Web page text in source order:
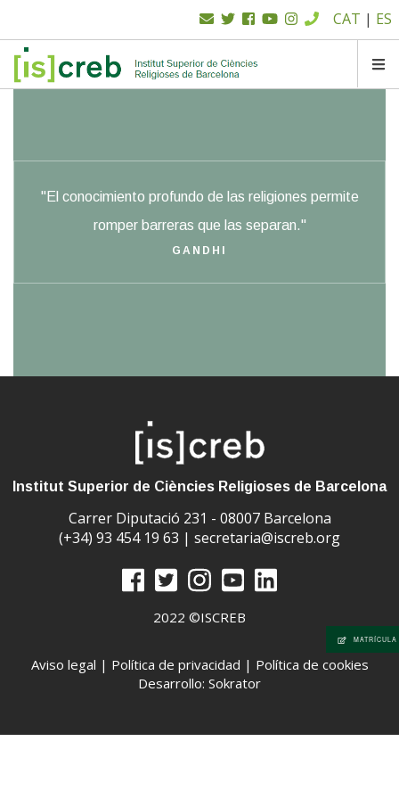
MATRÍCULA
contenido
principal
superior
SK
CAT | ES
"El conocimiento profundo de las religiones permite
romper barreras que las separan."
GANDHI
Institut Superior de Ciències Religioses de Barcelona
Carrer Diputació 231 - 08007 Barcelona
(+34) 93 454 19 63 | secretaria@iscreb.org
2022 ©ISCREB
Aviso legal | Política de privacidad | Política de cookies
Desarrollo: Sokrator